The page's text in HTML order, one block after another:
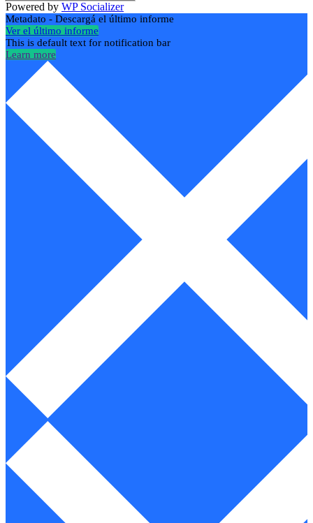
Powered by WP Socializer
Metadato - Descargá el último informe
Ver el último informe
This is default text for notification bar
Learn more